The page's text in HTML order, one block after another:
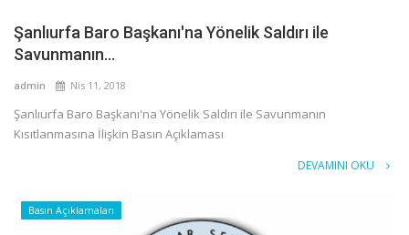
Şanlıurfa Baro Başkanı'na Yönelik Saldırı ile
Savunmanın...
admin Nis 11, 2018
Şanlıurfa Baro Başkanı'na Yönelik Saldırı ile Savunmanın
Kısıtlanmasına İlişkin Basın Açıklaması
DEVAMINI OKU
Basın Açıklamaları